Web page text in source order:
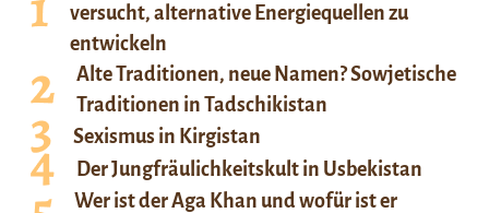
versucht, alternative Energiequellen zu
entwickeln
Alte Traditionen, neue Namen? Sowjetische
Traditionen in Tadschikistan
Sexismus in Kirgistan
Der Jungfräulichkeitskult in Usbekistan
Wer ist der Aga Khan und wofür ist er